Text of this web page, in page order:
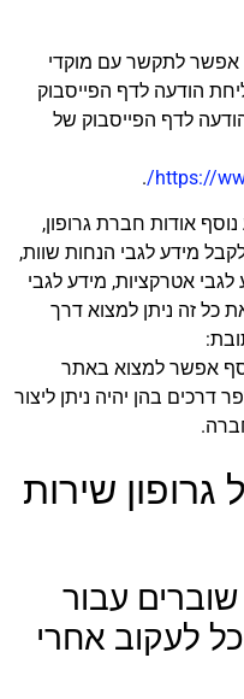
אפשר לתקשר עם מוקדי
הודעה לדף הפייסבוק
לדף הפייסבוק של
https://
.
אודות חברת גרופון,
מידע לגבי הנחות שוות,
לגבי אטרקציות, מידע לגבי
כל זה ניתן למצוא דרך
אפשר למצוא באתר
בהן יהיה ניתן ליצור
שירות
עבור
לעקוב אחרי